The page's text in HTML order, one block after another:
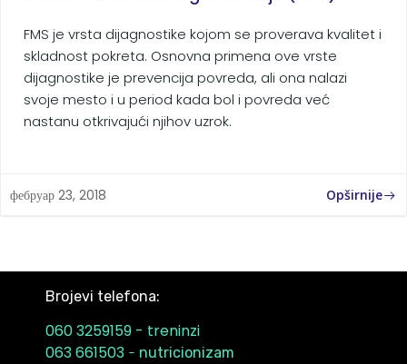
FMS je vrsta dijagnostike kojom se proverava kvalitet i
skladnost pokreta. Osnovna primena ove vrste
dijagnostike je prevencija povreda, ali ona nalazi
svoje mesto i u period kada bol i povreda već
nastanu otkrivajući njihov uzrok.
фебруар 23, 2018 Opširnije
Brojevi telefona:
060 3259159 - treninzi
063 661503 - nutricionizam